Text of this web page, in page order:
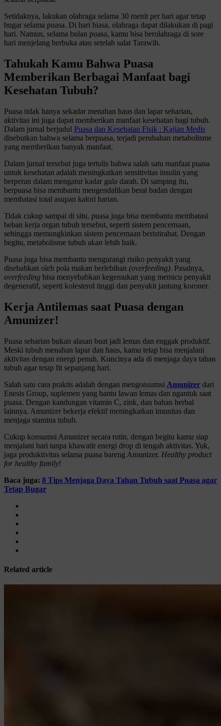
Setidaknya, lakukan olahraga selama 30 menit per hari agar tetap
bugar selama puasa. Di hari biasa, olahraga dapat dilakukan di pagi
hari. Namun, selama bulan puasa, kamu bisa berolahraga di sore
hari menjelang berbuka atau setelah salat Tarawih.
Tahukah Kamu Bahwa Puasa
Memberikan Berbagai Manfaat bagi
Kesehatan Tubuh?
Puasa tidak hanya sekadar menahan haus dan lapar seharian,
aktivitas ini juga dapat memberikan manfaat kesehatan bagi tubuh.
Dalam jurnal berjudul Puasa dan Kesehatan Fisik : Kajian Medis
disebutkan bahwa selama berpuasa, terjadi perubahan metabolisme
yang memberikan banyak manfaat.
Dalam jurnal tersebut juga tertulis bahwa salah satu manfaat puasa
untuk kesehatan adalah meningkatkan sensitivitas insulin yang
berperan dalam mengatur kadar gula darah. Di samping itu,
berpuasa bisa membantu mengendalikan berat badan dengan
membatasi total asupan kalori harian.
Tidak cukup sampai di situ, puasa juga bisa membantu membatasi
beban kerja organ tubuh tersebut, seperti sistem pencernaan,
sehingga memungkinkan sistem pencernaan beristirahat. Dengan
begitu, metabolisme tubuh akan lebih baik.
Puasa juga bisa membantu mengurangi risiko penyakit yang
disebabkan oleh pola makan berlebihan (overfeeding). Pasalnya,
overfeeding bisa menyebabkan kegemukan yang memicu penyakit
degeneratif, seperti kolesterol tinggi dan penyakit jantung koroner.
Kerja Antilemas saat Puasa dengan
Amunizer!
Puasa seharian bukan alasan buat jadi lemas dan enggak produktif.
Meski tubuh menahan lapar dan haus, kamu tetap bisa menjalani
aktivitas dengan energi penuh. Kuncinya ada di menjaga daya tahan
tubuh agar tetap fit sepanjang hari.
Salah satu cara praktis adalah dengan mengonsumsi Amunizer dari
Enesis Group, suplemen yang bantu lawan lemas dan ngantuk saat
puasa. Dengan kandungan vitamin C, zink, dan bahan herbal
lainnya, Amunizer bekerja efektif meningkatkan imunitas dan
menjaga stamina tubuh.
Cukup konsumsi Amunizer secara rutin, dengan begitu kamu siap
menjalani hari tanpa khawatir energi drop di tengah aktivitas. Yuk,
jaga produktivitas selama puasa bareng Amunizer. Healthy product
for healthy family!
Baca juga: 8 Tips Menjaga Daya Tahan Tubuh saat Puasa agar
Tetap Bugar
Related article